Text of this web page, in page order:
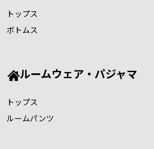
トップス
ボトムス
ルームウェア・パジャマ
トップス
ルームパンツ